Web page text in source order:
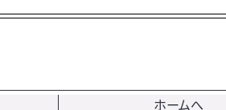
ホームへ